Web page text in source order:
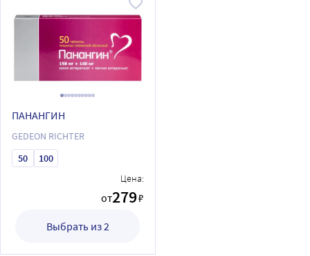
ПАНАНГИН
GEDEON RICHTER
50
100
Цена:
от279₽
Выбрать из 2